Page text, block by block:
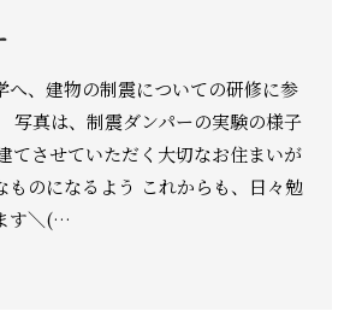
へ、建物の制震についての研修に参
写真は、制震ダンパーの実験の様子
てさせていただく大切なお住まいが
ものになるよう これからも、日々勉
す＼(…